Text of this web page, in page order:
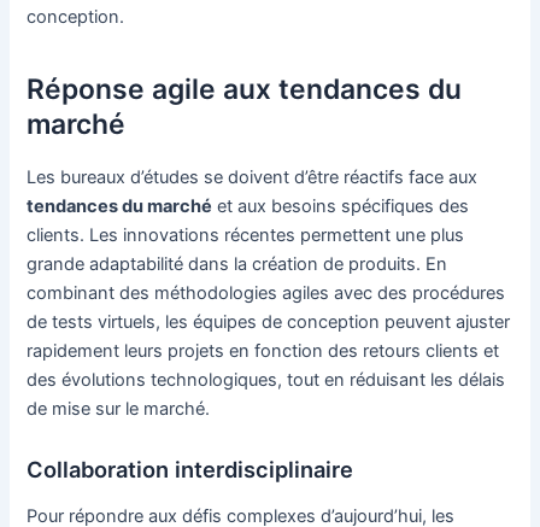
conception.
Réponse agile aux tendances du
marché
Les bureaux d’études se doivent d’être réactifs face aux
tendances du marché et aux besoins spécifiques des
clients. Les innovations récentes permettent une plus
grande adaptabilité dans la création de produits. En
combinant des méthodologies agiles avec des procédures
de tests virtuels, les équipes de conception peuvent ajuster
rapidement leurs projets en fonction des retours clients et
des évolutions technologiques, tout en réduisant les délais
de mise sur le marché.
Collaboration interdisciplinaire
Pour répondre aux défis complexes d’aujourd’hui, les